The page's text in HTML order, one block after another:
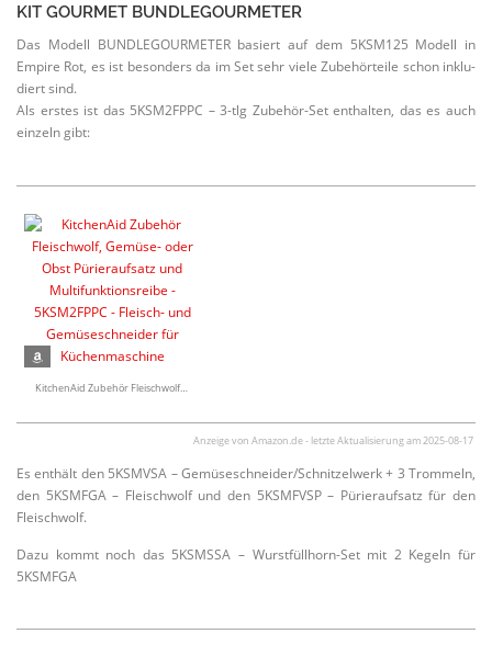
KIT GOURMET BUNDLEGOURMETER
Das Modell BUNDLE­GOUR­METER basiert auf dem 5KSM125 Modell in
Empire Rot, es ist besonders da im Set sehr viele Zubehör­teile schon inklu­
diert sind.
Als erstes ist das 5KSM2FPPC – 3-tlg Zubehör-Set enthalten, das es auch
einzeln gibt:
KitchenAid Zubehör Fleischwolf, Gemüse- oder Obst Pürier­aufsatz und Multi­funk­ti­ons­reibe - 5KSM2FPPC - Fleisch- und Gemüse­schneider für Küchenmaschine
Anzeige von Amazon.de - letzte Aktua­li­sierung am 2025-08-17
Es enthält den 5KSMVSA – Gemüseschneider/Schnitzelwerk + 3 Trommeln,
den 5KSMFGA – Fleischwolf und den 5KSMFVSP – Pürier­aufsatz für den
Fleischwolf.
Dazu kommt noch das 5KSMSSA – Wurst­füllhorn-Set mit 2 Kegeln für
5KSMFGA